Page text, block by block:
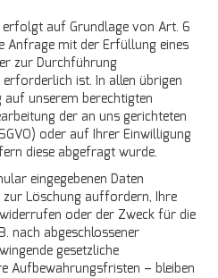
erfolgt auf Grundlage von Art. 6
Anfrage mit der Erfüllung eines
zur Durchführung
ist. In allen übrigen
auf unserem berechtigten
der an uns gerichteten
oder auf Ihrer Einwilligung
diese abgefragt wurde.
eingegebenen Daten
zur Löschung auffordern, Ihre
oder der Zweck für die
nach abgeschlossener
gesetzliche
Aufbewahrungsfristen – bleiben